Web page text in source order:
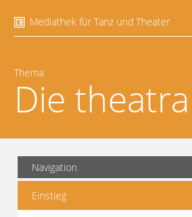
Mediathek für Tanz und Theater
Thema
Die
Navigation
Einstieg